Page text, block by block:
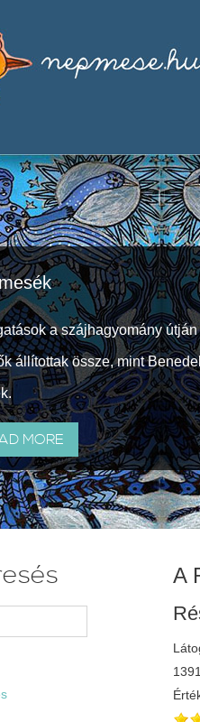
a szájhagyomány
állítottak össze, mint
MORE
A